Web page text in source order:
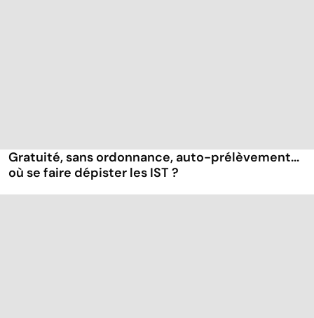
Gratuité, sans ordonnance, auto-prélèvement...
où se faire dépister les IST ?